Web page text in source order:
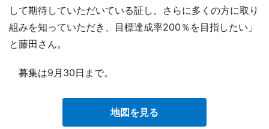
して期待していただいている証し。さらに多くの方に取り
組みを知っていただき、目標達成率200％を目指したい」
と藤田さん。
募集は9月30日まで。
地図を見る